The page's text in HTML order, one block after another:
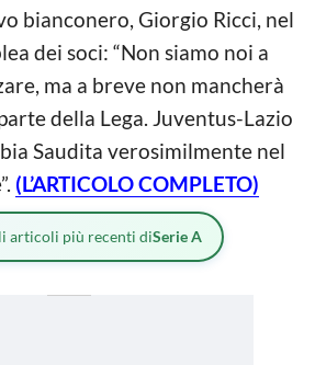
bianconero, Giorgio Ricci, nel
dei soci: “Non siamo noi a
ma a breve non mancherà
della Lega. Juventus-Lazio
Saudita verosimilmente nel
(L’ARTICOLO COMPLETO)
articoli più recenti diSerie A